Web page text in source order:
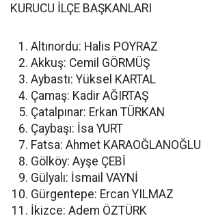
KURUCU İLÇE BAŞKANLARI
Altınordu: Halis POYRAZ
Akkuş: Cemil GÖRMÜŞ
Aybastı: Yüksel KARTAL
Çamaş: Kadir AĞIRTAŞ
Çatalpınar: Erkan TÜRKAN
Çaybaşı: İsa YURT
Fatsa: Ahmet KARAOĞLANOĞLU
Gölköy: Ayşe ÇEBİ
Gülyalı: İsmail VAYNİ
Gürgentepe: Ercan YILMAZ
İkizce: Adem ÖZTÜRK